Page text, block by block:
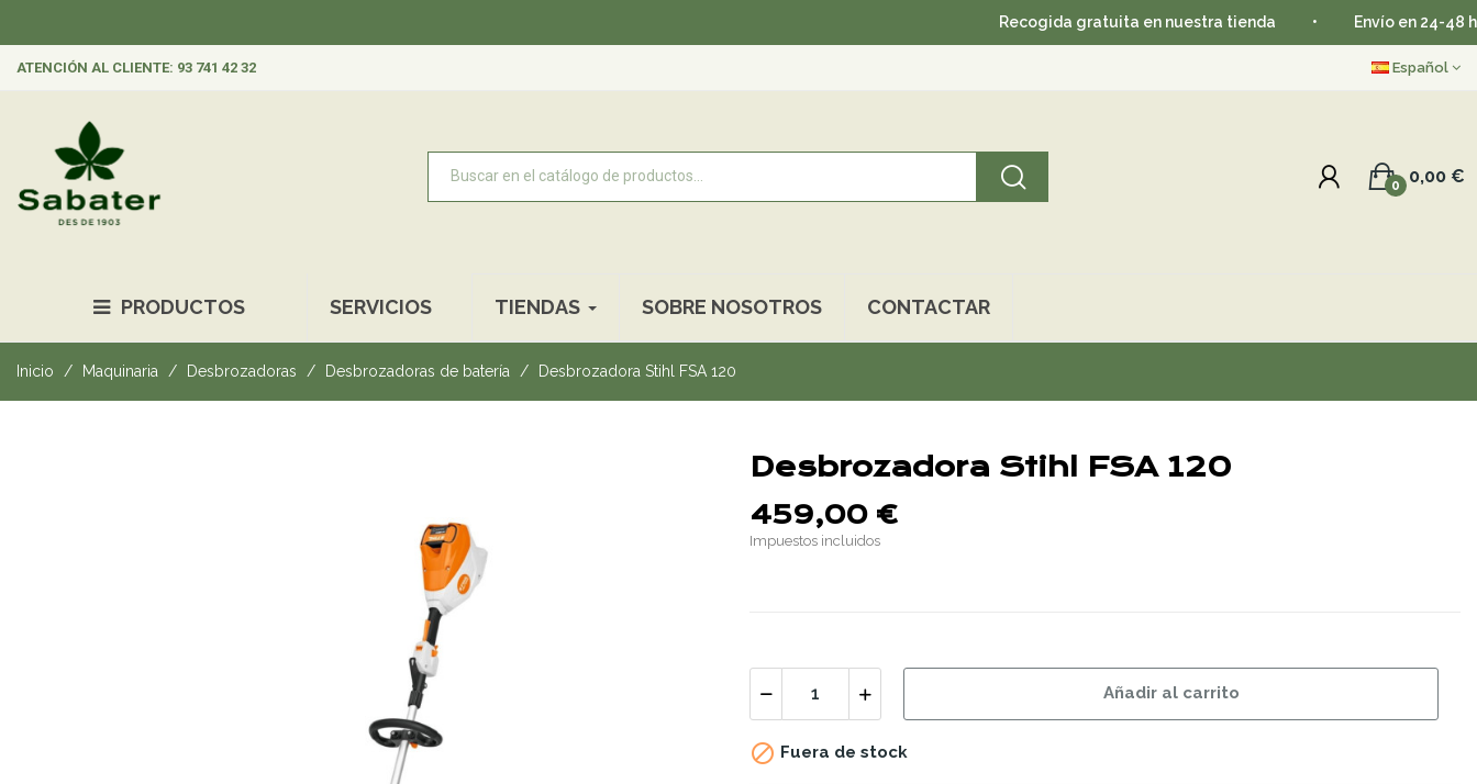
Recogida gratuita en nuestra tienda • Envío en 24-48 horas
ATENCIÓN AL CLIENTE: 93 741 42 32 Español
0,00 €
0
PRODUCTOS SERVICIOS TIENDAS SOBRE NOSOTROS CONTACTAR
Inicio Maquinaria Desbrozadoras Desbrozadoras de batería Desbrozadora Stihl FSA 120
Desbrozadora Stihl FSA 120
459,00 €
Impuestos incluidos
Añadir al carrito
 Fuera de stock